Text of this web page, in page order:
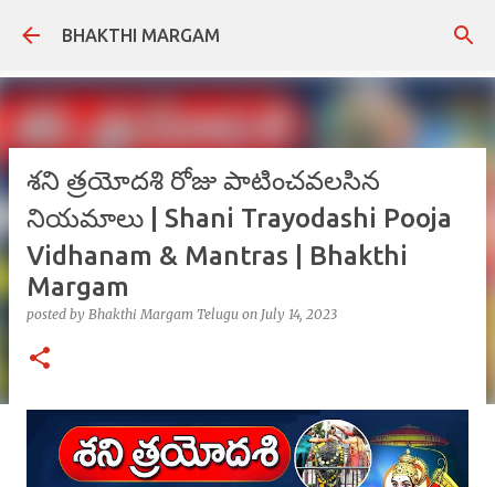
Skip to main content
BHAKTHI MARGAM
శని త్రయోదశి రోజు పాటించవలసిన
నియమాలు | Shani Trayodashi Pooja
Vidhanam & Mantras | Bhakthi
Margam
posted by Bhakthi Margam Telugu on July 14, 2023